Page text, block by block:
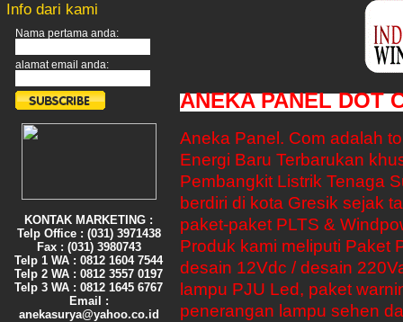
Info dari kami
Nama pertama anda:
alamat email anda:
KONTAK MARKETING :
Telp Office : (031) 3971438
Fax : (031) 3980743
Telp 1 WA : 0812 1604 7544
Telp 2 WA : 0812 3557 0197
Telp 3 WA : 0812 1645 6767
Email :
anekasurya@yahoo.co.id
ANEKA PANEL DOT
Aneka Panel. Com adalah
Energi Baru Terbarukan
Pembangkit Listrik Tenaga
berdiri di kota Gresik sejak
paket-paket PLTS &
Produk kami meliputi Paket
desain 12Vdc / desain
lampu PJU Led, paket
penerangan lampu sehen